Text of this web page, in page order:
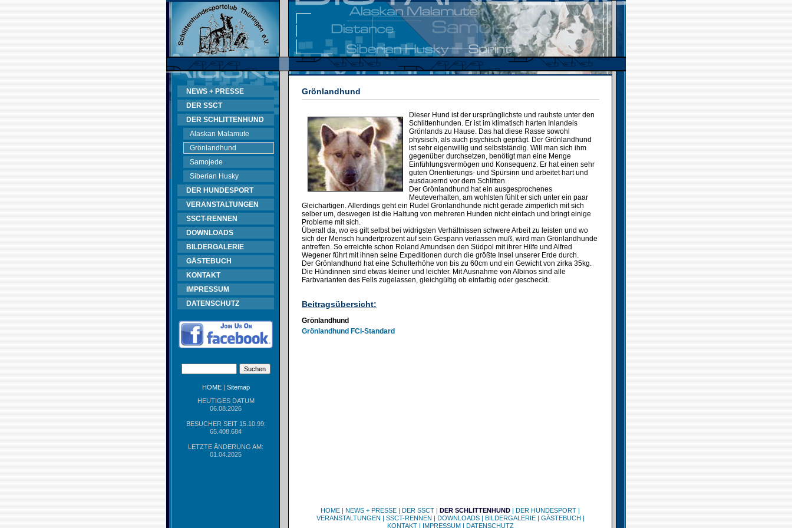
NEWS + PRESSE
DER SSCT
DER SCHLITTENHUND
Alaskan Malamute
Grönlandhund
Samojede
Siberian Husky
DER HUNDESPORT
VERANSTALTUNGEN
SSCT-RENNEN
DOWNLOADS
BILDERGALERIE
GÄSTEBUCH
KONTAKT
IMPRESSUM
DATENSCHUTZ
HOME| Sitemap
HEUTIGES DATUM
06.08.2026
BESUCHER SEIT 15.10.99:
65.408.684
LETZTE ÄNDERUNG AM:
01.04.2025
Grönlandhund
Dieser Hund ist der ursprünglichste und rauhste unter den
Schlittenhunden. Er ist im klimatisch harten Inlandeis
Grönlands zu Hause. Das hat diese Rasse sowohl
physisch, als auch psychisch geprägt. Der Grönlandhund
ist sehr eigenwillig und selbstständig. Will man sich ihm
gegenüber durchsetzen, benötigt man eine Menge
Einfühlungsvermögen und Konsequenz. Er hat einen sehr
guten Orientierungs- und Spürsinn und arbeitet hart und
ausdauernd vor dem Schlitten.
Der Grönlandhund hat ein ausgesprochenes
Meuteverhalten, am wohlsten fühlt er sich unter ein paar
Gleichartigen. Allerdings geht ein Rudel Grönlandhunde nicht gerade zimperlich mit sich
selber um, deswegen ist die Haltung von mehreren Hunden nicht einfach und bringt einige
Probleme mit sich.
Überall da, wo es gilt selbst bei widrigsten Verhältnissen schwere Arbeit zu leisten und wo
sich der Mensch hundertprozent auf sein Gespann verlassen muß, wird man Grönlandhunde
antreffen. So erreichte schon Roland Amundsen den Südpol mit ihrer Hilfe und Alfred
Wegener führt mit ihnen seine Expeditionen durch die größte Insel unserer Erde durch.
Der Grönlandhund hat eine Schulterhöhe von bis zu 60cm und ein Gewicht von zirka 35kg.
Die Hündinnen sind etwas kleiner und leichter. Mit Ausnahme von Albinos sind alle
Farbvarianten des Fells zugelassen, gleichgültig ob einfarbig oder gescheckt.
Beitragsübersicht:
Grönlandhund
Grönlandhund FCI-Standard
HOME | NEWS + PRESSE | DER SSCT | DER SCHLITTENHUND | DER HUNDESPORT |
VERANSTALTUNGEN | SSCT-RENNEN | DOWNLOADS| BILDERGALERIE| GÄSTEBUCH |
KONTAKT| IMPRESSUM| DATENSCHUTZ